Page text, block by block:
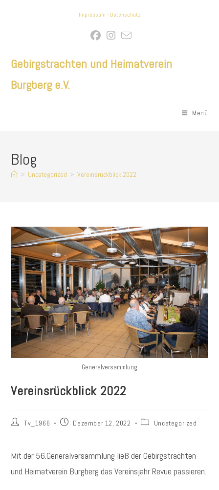
Impressum - Datenschutz
Gebirgstrachten und Heimatverein
Burgberg e.V.
Menü
Blog
> Uncategorized > Vereinsrückblick 2022
Generalversammlung
Vereinsrückblick 2022
Beitrags-Tv_1966
BeitragDezember 12, 2022
Beitrags-Uncategorized
Mit der 56.Generalversammlung ließ der Gebirgstrachten-
und Heimatverein Burgberg das Vereinsjahr Revue passieren.